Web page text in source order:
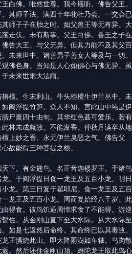
白佛。唯然世尊。我今愿听。佛告父王。
其师子法。满四十年牝牡乃会。一交会已
师子子在胎之时。如父兽王等无有异。大
走伏。未有斯事。父王白佛。兽王之子在
告大王。与父无异。但其力能不及其父百
未来世中。诸善男子善女人等及与一切。
佛色身。当知是人心如佛心与佛无异。虽
未来世雨大法雨。
。生末利山。牛头栴檀生伊兰丛中。未
阎浮提竹笋。众人不知。言此山中纯是伊
尸薰四十由旬。其华红色甚可爱乐。若有
林未成就故。不能发香。仲秋月满卒从地
上妙之香。永无伊兰臭恶之气。佛告父
故能得三种菩提之根。
。有金翅鸟。名正音迦楼罗王。于诸鸟
。于阎浮提日食一龙王及五百小龙。明日
龙。第三日复于瞿耶尼。食一龙王及五百
龙王及五百小龙。周而复始经八千岁。此
得食。彼鸟饥逼周慞求食了不能得。游巡
住。从金刚山直下至大水际。从大水际至
如是七返然后命终。其命终已以其毒故。
王惧烧此山。即大降雨澍如车轴。鸟肉散
。然后还住金刚山顶。难陀龙王取此鸟心